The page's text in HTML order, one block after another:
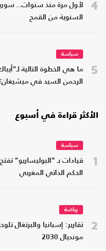
4
لأول مرة منذ سنوات.. سوريا
السنوية من القمح
5
سياسة
ما هي الخطوة التالية
الرحمن السيد في
الأكثر قراءة في أسبوع
1
سياسة
قيادات بـ "البوليساريو"
الحكم الذاتي المغربي
2
رياضة
تقارير: إسبانيا والبرتغال
مونديال 2030